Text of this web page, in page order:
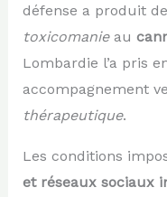
défense a produit
toxicomanieau
Lombardie l’a pris
accompagnement
thérapeutique.
Les conditions
et réseaux sociaux